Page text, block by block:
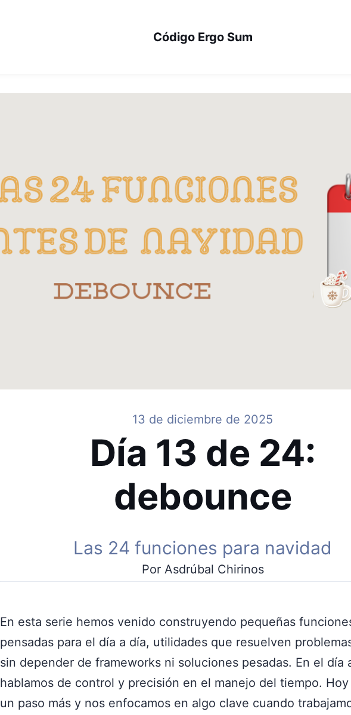
Código Ergo Sum
13 de diciembre de 2025
Día 13 de 24:
debounce
Las 24 funciones para navidad
Por Asdrúbal Chirinos
En esta serie hemos venido construyendo pequeñas
pensadas para el día a día, utilidades que resuelven
sin depender de frameworks ni soluciones pesadas. En el día
hablamos de control y precisión en el manejo del tiempo. Hoy
un paso más y nos enfocamos en algo clave cuando